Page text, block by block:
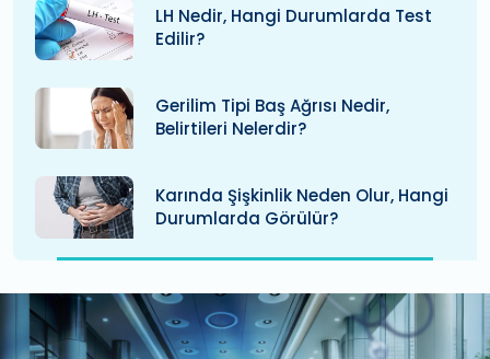
LH Nedir, Hangi Durumlarda Test
Edilir?
Gerilim Tipi Baş Ağrısı Nedir,
Belirtileri Nelerdir?
Karında Şişkinlik Neden Olur, Hangi
Durumlarda Görülür?